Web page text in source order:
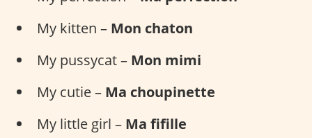
My kitten – Mon chaton
My pussycat – Mon mimi
My cutie – Ma choupinette
My little girl – Ma fifille